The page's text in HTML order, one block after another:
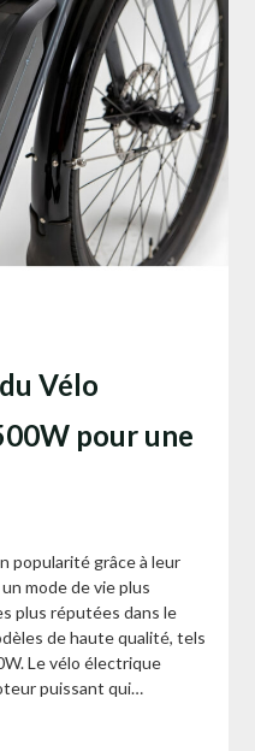
Vélo
pour une
popularité grâce à leur
mode de vie plus
plus réputées dans le
de haute qualité, tels
Le vélo électrique
puissant qui…